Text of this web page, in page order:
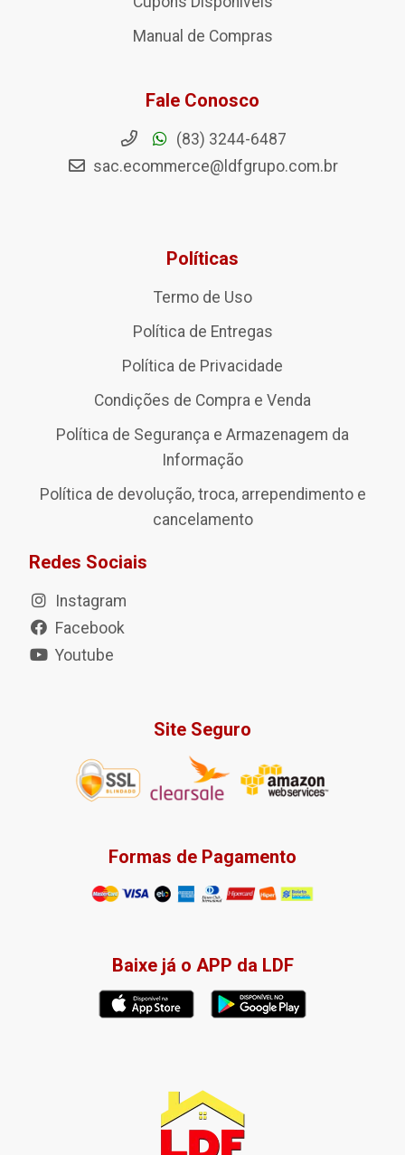
Manual de Compras
Fale Conosco
(83) 3244-6487
sac.ecommerce@ldfgrupo.com.br
Políticas
Termo de Uso
Política de Entregas
Política de Privacidade
Condições de Compra e Venda
Política de Segurança e Armazenagem da
Informação
Política de devolução, troca, arrependimento e
cancelamento
Redes Sociais
Instagram
Facebook
Youtube
Site Seguro
Formas de Pagamento
Baixe já o APP da LDF